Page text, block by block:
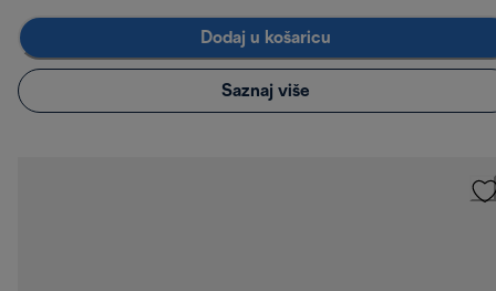
Dodaj u košaricu
Saznaj više